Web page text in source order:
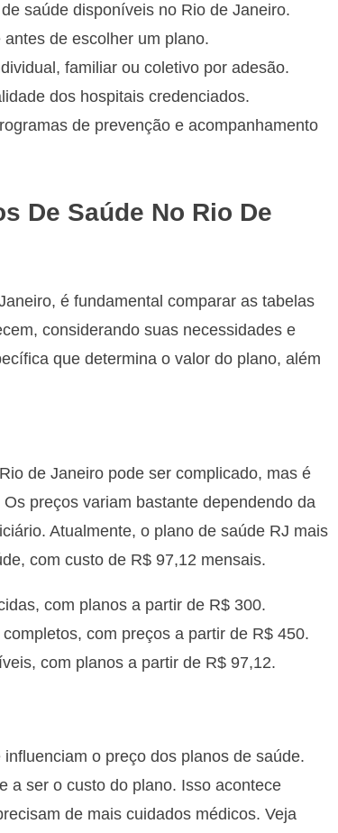
saúde disponíveis no Rio de Janeiro.
de escolher um plano.
familiar ou coletivo por adesão.
dos hospitais credenciados.
de prevenção e acompanhamento
De Saúde No Rio De
é fundamental comparar as tabelas
considerando suas necessidades e
que determina o valor do plano, além
de Janeiro pode ser complicado, mas é
preços variam bastante dependendo da
Atualmente, o plano de saúde RJ mais
com custo de R$ 97,12 mensais.
com planos a partir de R$ 300.
com preços a partir de R$ 450.
com planos a partir de R$ 97,12.
o preço dos planos de saúde.
a ser o custo do plano. Isso acontece
de mais cuidados médicos. Veja